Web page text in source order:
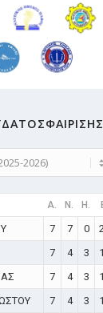
A. N. H.
7 7 0
7 4 3
7 4 3
7 4 3